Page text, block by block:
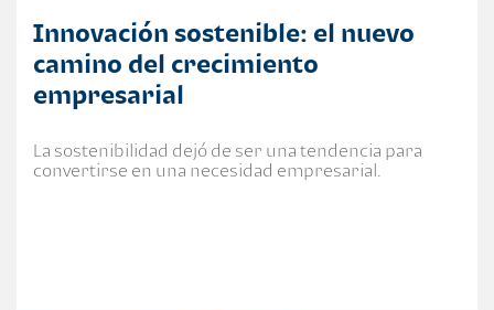
Innovación sostenible: el nuevo
camino del crecimiento
empresarial
La sostenibilidad dejó de ser una tendencia para
convertirse en una necesidad empresarial.